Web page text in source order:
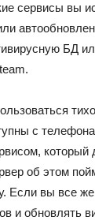
сервисы вы
БД
с
который
об этом
Если вы все
и обновлять